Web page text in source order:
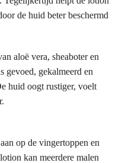
de huid beter beschermd
aloë vera, sheaboter en
gevoed, gekalmeerd en
huid oogt rustiger, voelt
aan op de vingertoppen en
kan meerdere malen